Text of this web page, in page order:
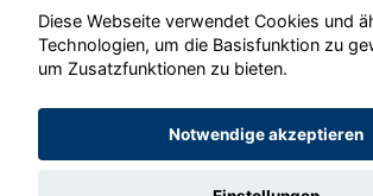
© konjunkturmotor.de GmbH
Diese Webseite verwendet Cookies und
Technologien, um die Basisfunktion zu
um Zusatzfunktionen zu bieten.
Notwendige akzeptieren